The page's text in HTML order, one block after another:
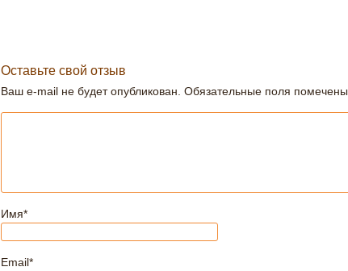
Оставьте свой отзыв
Ваш e-mail не будет опубликован. Обязательные поля помечены
Имя*
Email*